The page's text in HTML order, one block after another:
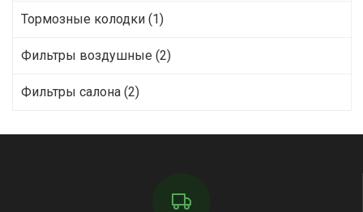
Тормозные колодки (1)
Фильтры воздушные (2)
Фильтры салона (2)